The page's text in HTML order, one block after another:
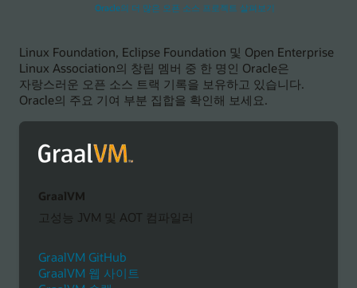
Oracle의 더 많은 오픈 소스 프로젝트 살펴보기
Linux Foundation, Eclipse Foundation 및 Open Enterprise
Linux Association의 창립 멤버 중 한 명인 Oracle은
자랑스러운 오픈 소스 트랙 기록을 보유하고 있습니다.
Oracle의 주요 기여 부분 집합을 확인해 보세요.
GraalVM
고성능 JVM 및 AOT 컴파일러
GraalVM GitHub
GraalVM 웹 사이트